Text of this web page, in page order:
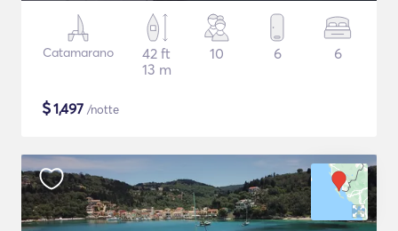
Catamarano
42 ft
13 m
10 6 6
$1,497 /notte